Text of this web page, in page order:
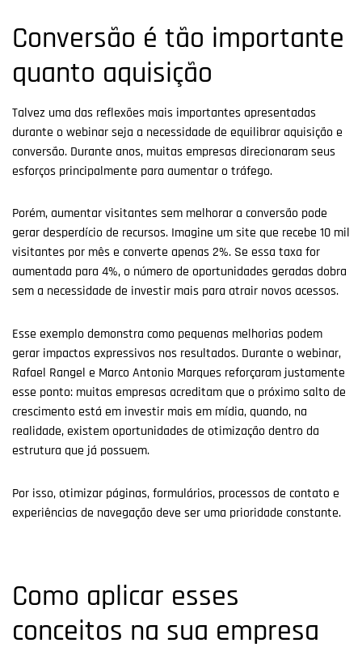
Conversão é tão importante
quanto aquisição
Talvez uma das reflexões mais importantes apresentadas
durante o webinar seja a necessidade de equilibrar aquisição e
conversão. Durante anos, muitas empresas direcionaram seus
esforços principalmente para aumentar o tráfego.
Porém, aumentar visitantes sem melhorar a conversão pode
gerar desperdício de recursos. Imagine um site que recebe 10 mil
visitantes por mês e converte apenas 2%. Se essa taxa for
aumentada para 4%, o número de oportunidades geradas dobra
sem a necessidade de investir mais para atrair novos acessos.
Esse exemplo demonstra como pequenas melhorias podem
gerar impactos expressivos nos resultados. Durante o webinar,
Rafael Rangel e Marco Antonio Marques reforçaram justamente
esse ponto: muitas empresas acreditam que o próximo salto de
crescimento está em investir mais em mídia, quando, na
realidade, existem oportunidades de otimização dentro da
estrutura que já possuem.
Por isso, otimizar páginas, formulários, processos de contato e
experiências de navegação deve ser uma prioridade constante.
Como aplicar esses
conceitos na sua empresa